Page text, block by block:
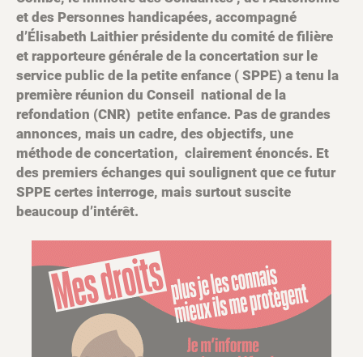
et des Personnes handicapées, accompagné
d’Élisabeth Laithier présidente du comité de filière
et rapporteure générale de la concertation sur le
service public de la petite enfance ( SPPE) a tenu la
première réunion du Conseil national de la
refondation (CNR) petite enfance. Pas de grandes
annonces, mais un cadre, des objectifs, une
méthode de concertation, clairement énoncés. Et
des premiers échanges qui soulignent que ce futur
SPPE certes interroge, mais surtout suscite
beaucoup d’intérêt.